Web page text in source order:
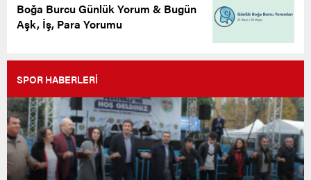
Boğa Burcu Günlük Yorum & Bugün
Aşk, İş, Para Yorumu
SPOR HABERLERİ